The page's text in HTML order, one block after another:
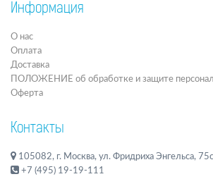
Информация
О нас
Оплата
Доставка
ПОЛОЖЕНИЕ об обработке и защите
Оферта
Контакты
105082, г. Москва, ул. Фридриха Энгельса,
+7 (495) 19-19-111